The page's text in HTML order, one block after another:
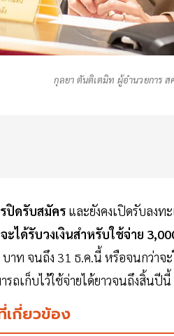
กุลยา ตันติเตมิท ผู้อำนวยการ ส
ปิดรับสมัคร และยังคงเปิดรับลงท
ะได้รับวงเงินสำหรับใช้จ่าย
าท จนถึง 31 ธ.ค.นี้ หรือจนกว่าจ
ถเก็บไว้ใช้จ่ายได้ยาวจนถึงสิ้นปีนี้
เกี่ยวข้อง